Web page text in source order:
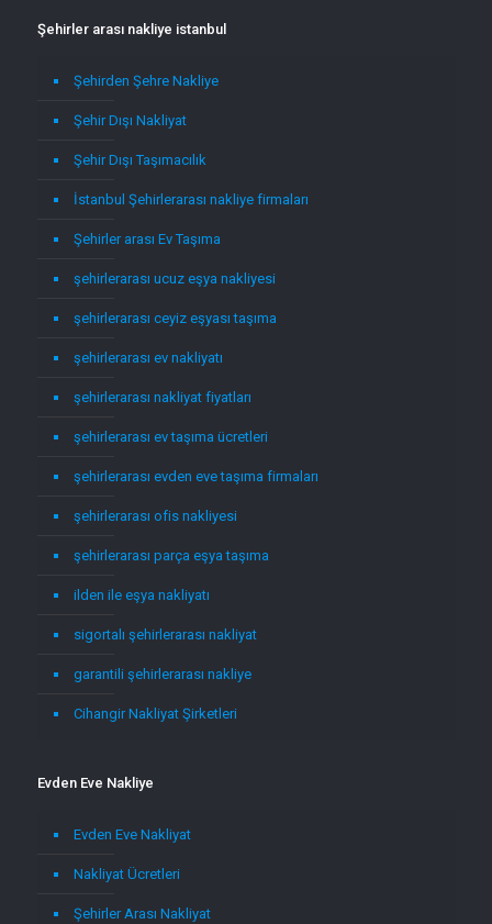
Şehirler arası nakliye istanbul
Şehirden Şehre Nakliye
Şehir Dışı Nakliyat
Şehir Dışı Taşımacılık
İstanbul Şehirlerarası nakliye firmaları
Şehirler arası Ev Taşıma
şehirlerarası ucuz eşya nakliyesi
şehirlerarası ceyiz eşyası taşıma
şehirlerarası ev nakliyatı
şehirlerarası nakliyat fiyatları
şehirlerarası ev taşıma ücretleri
şehirlerarası evden eve taşıma firmaları
şehirlerarası ofis nakliyesi
şehirlerarası parça eşya taşıma
ilden ile eşya nakliyatı
sigortalı şehirlerarası nakliyat
garantili şehirlerarası nakliye
Cihangir Nakliyat Şirketleri
Evden Eve Nakliye
Evden Eve Nakliyat
Nakliyat Ücretleri
Şehirler Arası Nakliyat